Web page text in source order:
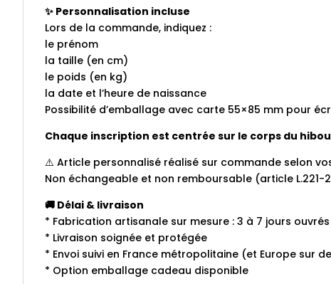
✨ Personnalisation incluse
Lors de la commande, indiquez :
le prénom
la taille (en cm)
le poids (en kg)
la date et l’heure de naissance
Possibilité d’emballage avec carte 55×85 mm pour
Chaque inscription est centrée sur le corps du
⚠️ Article personnalisé réalisé sur commande selon
Non échangeable et non remboursable (article
🚚 Délai & livraison
* Fabrication artisanale sur mesure : 3 à 7 jours ouvrés
* Livraison soignée et protégée
* Envoi suivi en France métropolitaine (et Europe sur
* Option emballage cadeau disponible